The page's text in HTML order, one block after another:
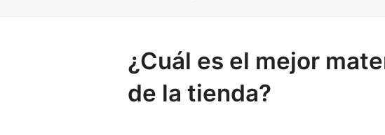
¿Cuál es el mejor
de la tienda?